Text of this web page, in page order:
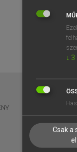
EGYÉNI
TANULÓKNAK
VÁLLALATI
↓ 3
Csak a